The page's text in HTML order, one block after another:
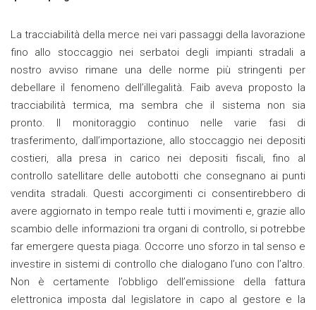
La tracciabilità della merce nei vari passaggi della lavorazione
fino allo stoccaggio nei serbatoi degli impianti stradali a
nostro avviso rimane una delle norme più stringenti per
debellare il fenomeno dell’illegalità. Faib aveva proposto la
tracciabilità termica, ma sembra che il sistema non sia
pronto. Il monitoraggio continuo nelle varie fasi di
trasferimento, dall’importazione, allo stoccaggio nei depositi
costieri, alla presa in carico nei depositi fiscali, fino al
controllo satellitare delle autobotti che consegnano ai punti
vendita stradali. Questi accorgimenti ci consentirebbero di
avere aggiornato in tempo reale tutti i movimenti e, grazie allo
scambio delle informazioni tra organi di controllo, si potrebbe
far emergere questa piaga. Occorre uno sforzo in tal senso e
investire in sistemi di controllo che dialogano l’uno con l’altro.
Non è certamente l’obbligo dell’emissione della fattura
elettronica imposta dal legislatore in capo al gestore e la